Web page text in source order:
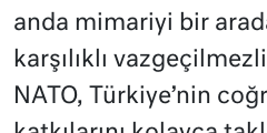
anda mimariyi bir
karşılıklı
NATO, Türkiye’nin